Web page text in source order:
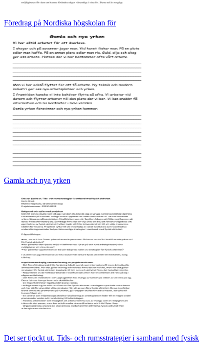
Föredrag på Nordiska högskolan för
Gamla och nya yrken
Det ser tjockt ut. Tids- och rumsstrategier i samband med fysisk